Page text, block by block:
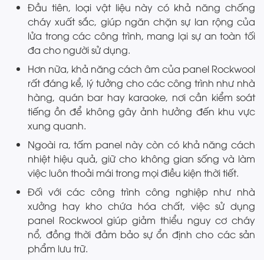
Đầu tiên, loại vật liệu này có khả năng chống
cháy xuất sắc, giúp ngăn chặn sự lan rộng của
lửa trong các công trình, mang lại sự an toàn tối
đa cho người sử dụng.
Hơn nữa, khả năng cách âm của panel Rockwool
rất đáng kể, lý tưởng cho các công trình như nhà
hàng, quán bar hay karaoke, nơi cần kiểm soát
tiếng ồn để không gây ảnh hưởng đến khu vực
xung quanh.
Ngoài ra, tấm panel này còn có khả năng cách
nhiệt hiệu quả, giữ cho không gian sống và làm
việc luôn thoải mái trong mọi điều kiện thời tiết.
Đối với các công trình công nghiệp như nhà
xưởng hay kho chứa hóa chất, việc sử dụng
panel Rockwool giúp giảm thiểu nguy cơ cháy
nổ, đồng thời đảm bảo sự ổn định cho các sản
phẩm lưu trữ.